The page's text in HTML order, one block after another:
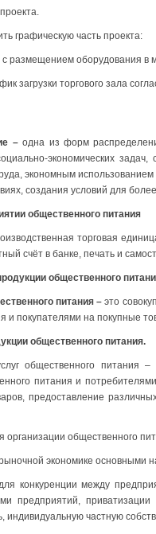
графическую часть проекта:
с размещением оборудования
загрузки торгового зала
–одна из форм
экономических
экономным
создания условий для
общественного питания
торговая
счёт в банке, печать и
общественного
питания –это
и покупателями на покупные
общественного питания.
общественного питания
питания и
предоставление
общественного
экономике основными
конкуренции между
предприятий,
индивидуальную частную